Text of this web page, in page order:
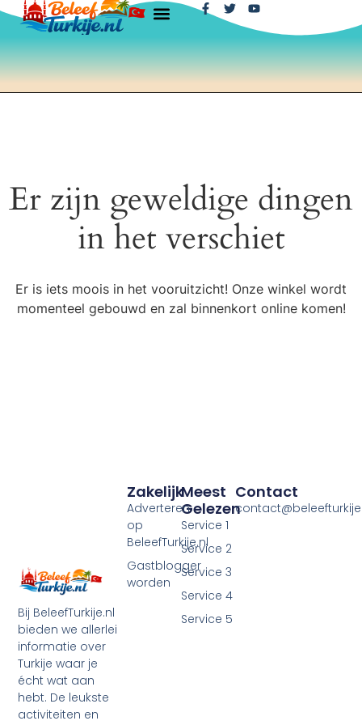
Er zijn geweldige dingen
in het verschiet
Er is iets moois in het vooruitzicht! Onze winkel wordt
momenteel gebouwd en zal binnenkort online komen!
Bij BeleefTurkije.nl
bieden we allerlei
informatie over
Turkije waar je
écht wat aan
hebt. De leukste
activiteiten en
Meest
Gelezen
Service 1
Service 2
Service 3
Service 4
Service 5
Zakelijk
Adverteren
op
BeleefTurkije.nl
Gastblogger
worden
Contact